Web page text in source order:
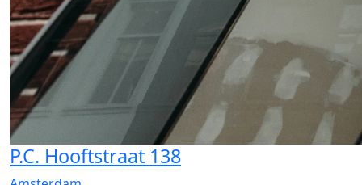
P.C. Hooftstraat 138